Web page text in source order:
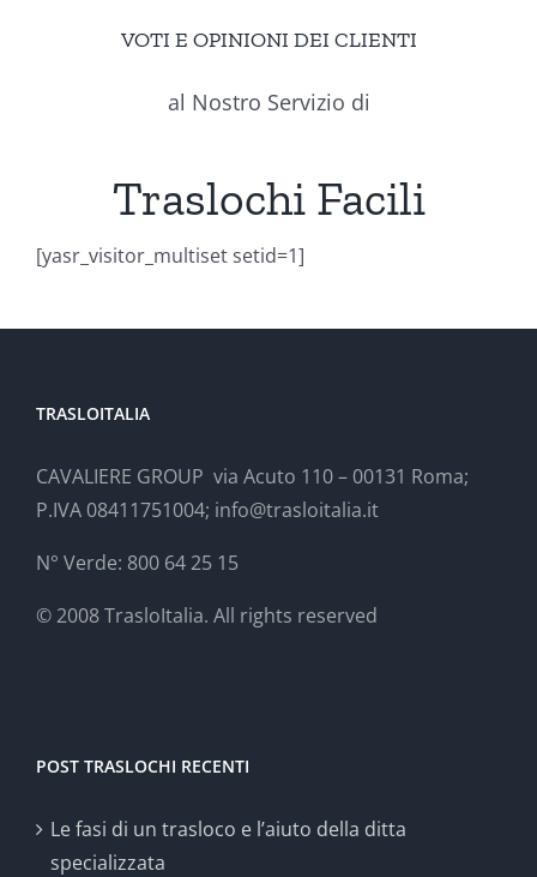
VOTI E OPINIONI DEI CLIENTI
al Nostro Servizio di
Traslochi Facili
[yasr_visitor_multiset setid=1]
TRASLOITALIA
CAVALIERE GROUP via Acuto 110 – 00131 Roma;
P.IVA 08411751004; info@trasloitalia.it
N° Verde: 800 64 25 15
© 2008 TrasloItalia. All rights reserved
POST TRASLOCHI RECENTI
Le fasi di un trasloco e l’aiuto della ditta
specializzata